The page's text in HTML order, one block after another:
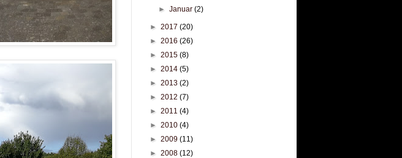
►Januar(2)
► 2017 (20)
► 2016 (26)
► 2015 (8)
► 2014 (5)
► 2013 (2)
► 2012 (7)
► 2011 (4)
► 2010 (4)
► 2009 (11)
► 2008 (12)